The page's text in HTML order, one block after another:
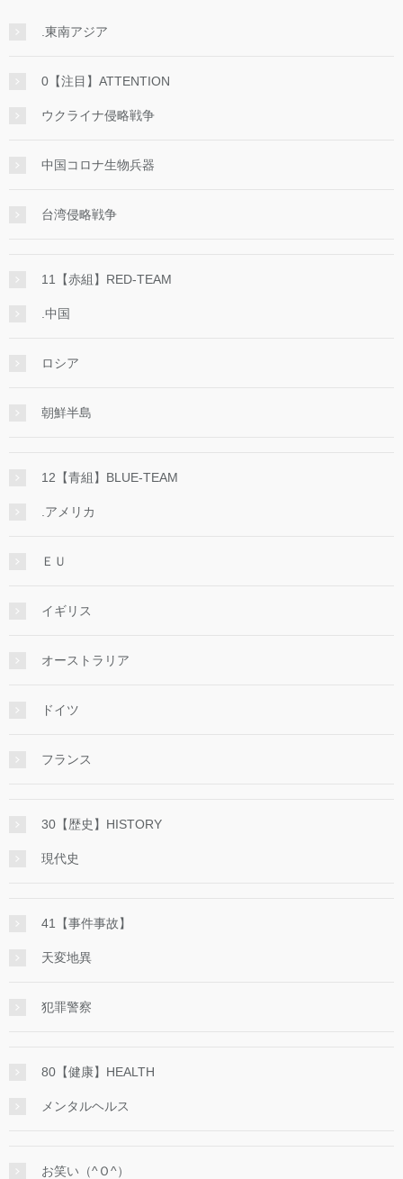
.東南アジア
0【注目】ATTENTION
ウクライナ侵略戦争
中国コロナ生物兵器
台湾侵略戦争
11【赤組】RED-TEAM
.中国
ロシア
朝鮮半島
12【青組】BLUE-TEAM
.アメリカ
ＥＵ
イギリス
オーストラリア
ドイツ
フランス
30【歴史】HISTORY
現代史
41【事件事故】
天変地異
犯罪警察
80【健康】HEALTH
メンタルヘルス
お笑い（^Ｏ^）